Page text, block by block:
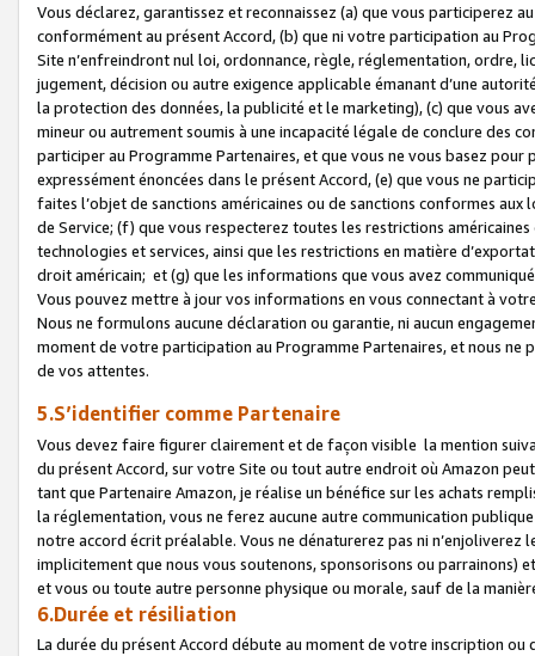
Vous déclarez, garantissez et reconnaissez (a) que vous participerez
conformément au présent Accord, (b) que ni votre participation au
Site n’enfreindront nul loi, ordonnance, règle, réglementation, ordre,
jugement, décision ou autre exigence applicable émanant d’une
la protection des données, la publicité et le marketing), (c) que vous
mineur ou autrement soumis à une incapacité légale de conclure des
participer au Programme Partenaires, et que vous ne vous basez
expressément énoncées dans le présent Accord, (e) que vous ne
faites l’objet de sanctions américaines ou de sanctions conformes
de Service; (f) que vous respecterez toutes les restrictions
technologies et services, ainsi que les restrictions en matière
droit américain; et (g) que les informations que vous avez
Vous pouvez mettre à jour vos informations en vous connectant à
Nous ne formulons aucune déclaration ou garantie, ni aucun
moment de votre participation au Programme Partenaires, et nous
de vos attentes.
5.S’identifier comme Partenaire
Vous devez faire figurer clairement et de façon visible la mention
du présent Accord, sur votre Site ou tout autre endroit où Amazon
tant que Partenaire Amazon, je réalise un bénéfice sur les achats
la réglementation, vous ne ferez aucune autre communication
notre accord écrit préalable. Vous ne dénaturerez pas ni
implicitement que nous vous soutenons, sponsorisons ou parrainons)
et vous ou toute autre personne physique ou morale, sauf de la
6.Durée et résiliation
La durée du présent Accord débute au moment de votre inscription